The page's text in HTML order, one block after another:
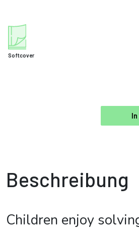
Softcover
Beschreibung
Children enjoy